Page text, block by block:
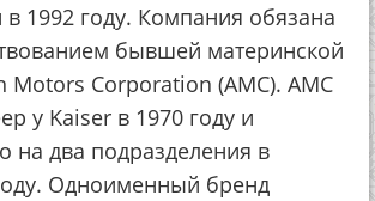
1992 году. Компания обязана
бывшей материнской
Motors Corporation (AMC). AMC
у Kaiser в 1970 году и
на два подразделения в
Одноименный бренд